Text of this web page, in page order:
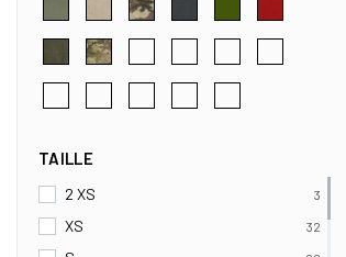
TAILLE
2 XS 3
XS 32